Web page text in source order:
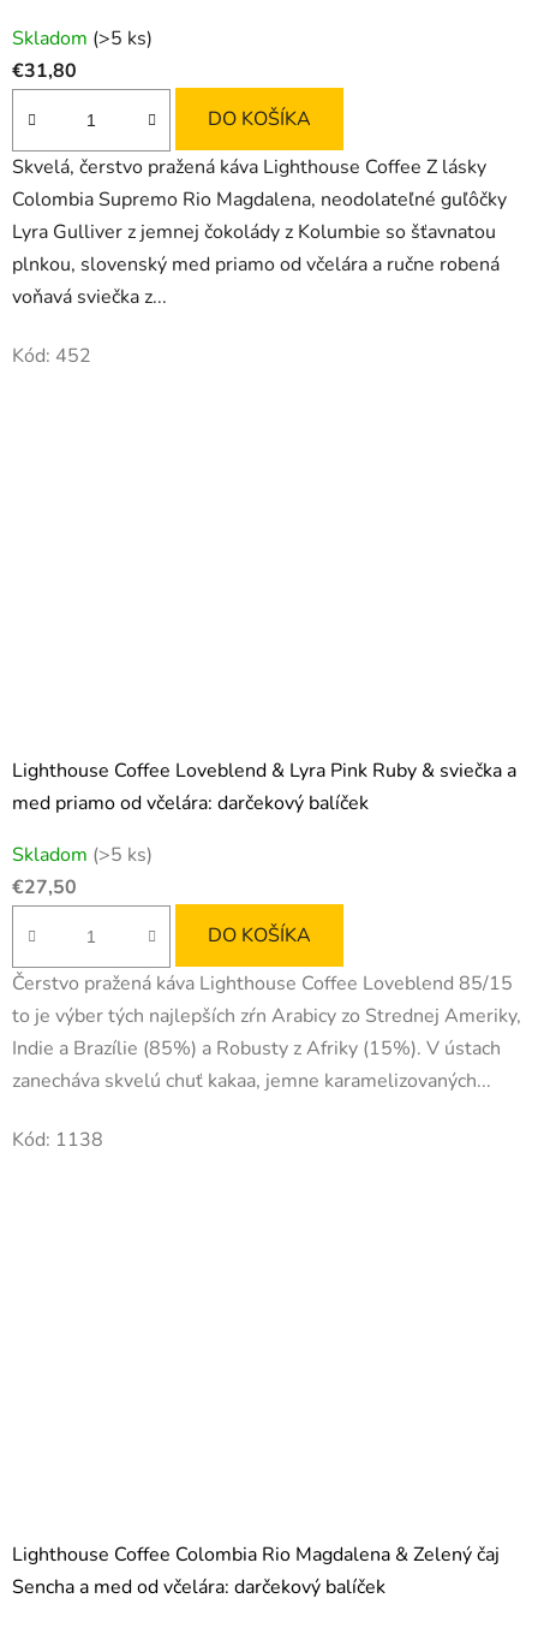
Skladom (>5 ks)
€31,80
DO KOŠÍKA
Skvelá, čerstvo pražená káva Lighthouse Coffee Z lásky
Colombia Supremo Rio Magdalena, neodolateľné guľôčky
Lyra Gulliver z jemnej čokolády z Kolumbie so šťavnatou
plnkou, slovenský med priamo od včelára a ručne robená
voňavá sviečka z...
Kód: 452
Lighthouse Coffee Loveblend & Lyra Pink Ruby & sviečka a
med priamo od včelára: darčekový balíček
Skladom (>5 ks)
€27,50
DO KOŠÍKA
Čerstvo pražená káva Lighthouse Coffee Loveblend 85/15
to je výber tých najlepších zŕn Arabicy zo Strednej Ameriky,
Indie a Brazílie (85%) a Robusty z Afriky (15%). V ústach
zanecháva skvelú chuť kakaa, jemne karamelizovaných...
Kód: 1138
Lighthouse Coffee Colombia Rio Magdalena & Zelený čaj
Sencha a med od včelára: darčekový balíček